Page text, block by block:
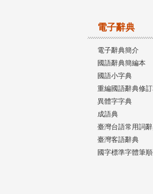
電子辭典
電子辭典簡介
國語辭典簡編本
國語小字典
重編國語辭典修
異體字字典
成語典
臺灣台語常用詞
臺灣客語辭典
國字標準字體筆